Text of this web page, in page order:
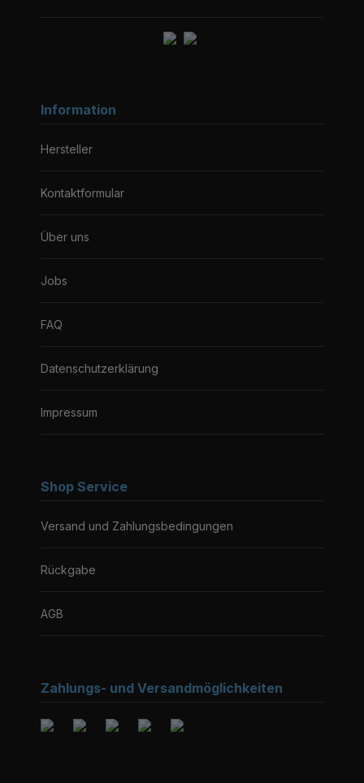
Information
Hersteller
Kontaktformular
Über uns
Jobs
FAQ
Datenschutzerklärung
Impressum
Shop Service
Versand und Zahlungsbedingungen
Rückgabe
AGB
Zahlungs- und Versandmöglichkeiten